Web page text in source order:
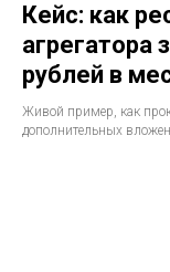
Кейс: как
агрегатора
рублей в
Живой пример, как
дополнительных